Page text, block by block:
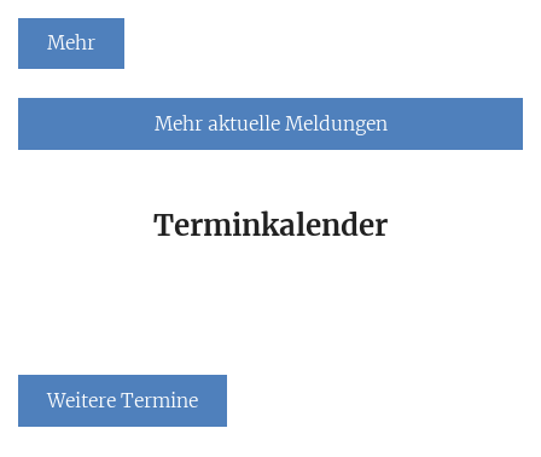
Mehr
Mehr aktuelle Meldungen
Terminkalender
Weitere Termine